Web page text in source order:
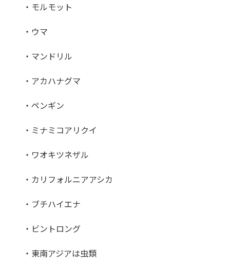
・モルモット
・ウマ
・マンドリル
・アカハナグマ
・ペンギン
・ミナミコアリクイ
・ワオキツネザル
・カリフォルニアアシカ
・ブチハイエナ
・ビントロング
・東南アジアは虫類